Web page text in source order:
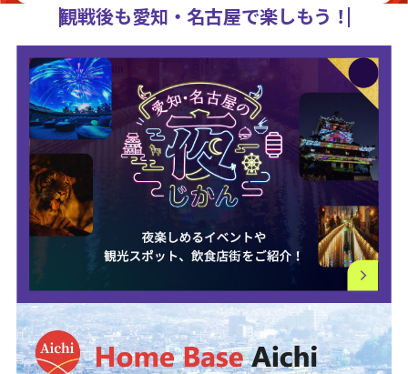
観戦後も愛知・名古屋で楽しもう！